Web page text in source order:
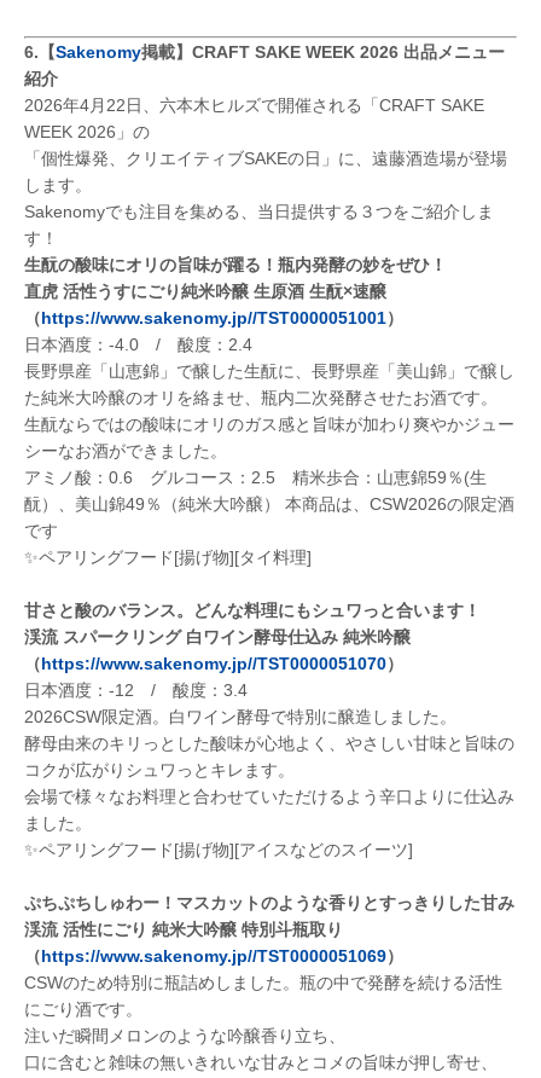
6.【Sakenomy掲載】CRAFT SAKE WEEK 2026 出品メニュー
紹介
2026年4月22日、六本木ヒルズで開催される「CRAFT SAKE
WEEK 2026」の
「個性爆発、クリエイティブSAKEの日」に、遠藤酒造場が登場
します。
Sakenomyでも注目を集める、当日提供する３つをご紹介しま
す！
生酛の酸味にオリの旨味が躍る！瓶内発酵の妙をぜひ！
直虎 活性うすにごり純米吟醸 生原酒 生酛×速醸
（https://www.sakenomy.jp//TST0000051001）
日本酒度：-4.0 / 酸度：2.4
長野県産「山恵錦」で醸した生酛に、長野県産「美山錦」で醸し
た純米大吟醸のオリを絡ませ、瓶内二次発酵させたお酒です。
生酛ならではの酸味にオリのガス感と旨味が加わり爽やかジュー
シーなお酒ができました。
アミノ酸：0.6 グルコース：2.5 精米歩合：山恵錦59％(生
酛）、美山錦49％（純米大吟醸） 本商品は、CSW2026の限定酒
です
✨ペアリングフード[揚げ物][タイ料理]
甘さと酸のバランス。どんな料理にもシュワっと合います！
渓流 スパークリング 白ワイン酵母仕込み 純米吟醸
（https://www.sakenomy.jp//TST0000051070）
日本酒度：-12 / 酸度：3.4
2026CSW限定酒。白ワイン酵母で特別に醸造しました。
酵母由来のキリっとした酸味が心地よく、やさしい甘味と旨味の
コクが広がりシュワっとキレます。
会場で様々なお料理と合わせていただけるよう辛口よりに仕込み
ました。
✨ペアリングフード[揚げ物][アイスなどのスイーツ]
ぷちぷちしゅわー！マスカットのような香りとすっきりした甘み
渓流 活性にごり 純米大吟醸 特別斗瓶取り
（https://www.sakenomy.jp//TST0000051069）
CSWのため特別に瓶詰めしました。瓶の中で発酵を続ける活性
にごり酒です。
注いだ瞬間メロンのような吟醸香り立ち、
口に含むと雑味の無いきれいな甘みとコメの旨味が押し寄せ、